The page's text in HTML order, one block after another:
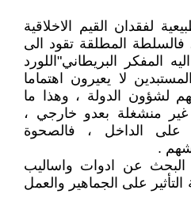
لفقدان القيم الاخلاقية
فالسلطة المطلقة تقود الى
المفكر البريطاني"اللورد
لا يعيرون اهتماما
لشؤون الدولة ، وهذا ما
غير منشغلة بعدو خارجي ،
على الداخل ، فالصحوة
.
البحث عن ادوات واساليب
على الجماهير والعمل